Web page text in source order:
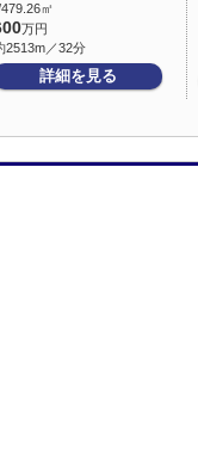
㎡
万円
2513m／32分
詳細を見る